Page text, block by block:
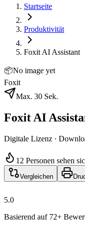
Startseite
Produktivität
Foxit AI Assistant
📦No image yet
Foxit
Max. 30 Sek.
Foxit AI
Digitale Lizenz ·
12 Personen sehen
Vergleichen
5.0
Basierend auf 72+